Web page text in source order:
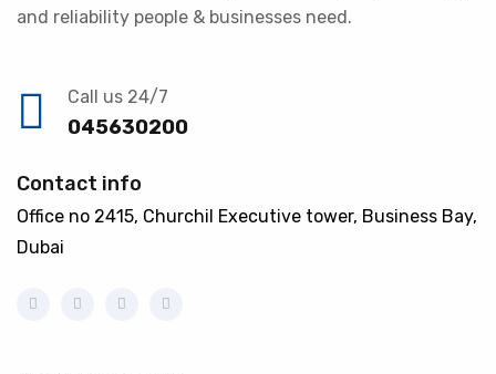
and reliability people & businesses need.
Call us 24/7
045630200
Contact info
Office no 2415, Churchil Executive tower, Business Bay,
Dubai